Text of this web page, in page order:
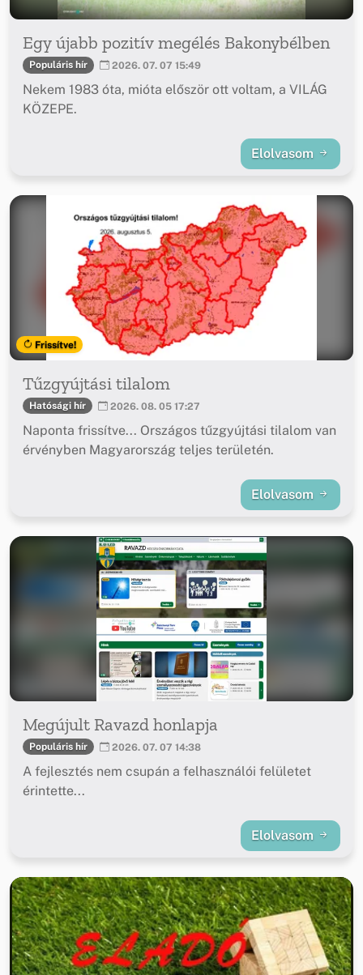
Egy újabb pozitív megélés Bakonybélben
Populáris hír 2026. 07. 07 15:49
Nekem 1983 óta, mióta először ott voltam, a VILÁG
KÖZEPE.
Elolvasom
Frissítve!
Tűzgyújtási tilalom
Hatósági hír 2026. 08. 05 17:27
Naponta frissítve... Országos tűzgyújtási tilalom van
érvényben Magyarország teljes területén.
Elolvasom
Megújult Ravazd honlapja
Populáris hír 2026. 07. 07 14:38
A fejlesztés nem csupán a felhasználói felületet
érintette...
Elolvasom